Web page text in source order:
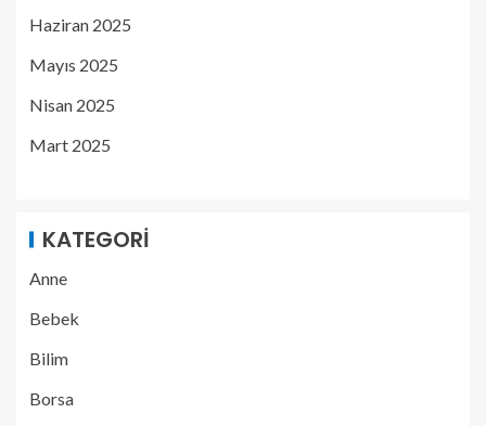
Haziran 2025
Mayıs 2025
Nisan 2025
Mart 2025
KATEGORI
Anne
Bebek
Bilim
Borsa